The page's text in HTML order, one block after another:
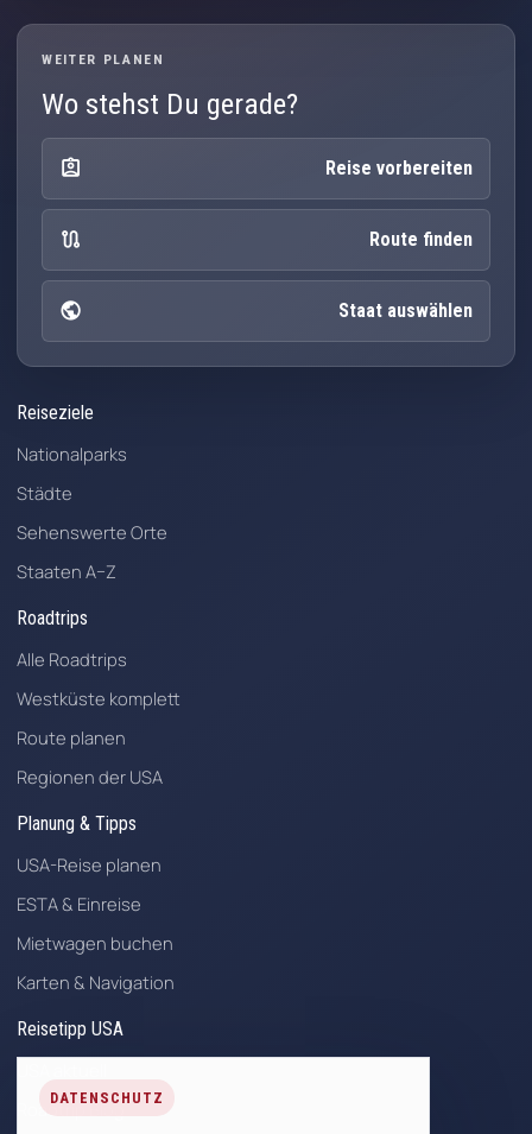
WEITER PLANEN
Wo stehst Du gerade?
assignment_ind Reise vorbereiten
route Route finden
public Staat auswählen
Reiseziele
Nationalparks
Städte
Sehenswerte Orte
Staaten A–Z
Roadtrips
Alle Roadtrips
Westküste komplett
Route planen
Regionen der USA
Planung & Tipps
USA-Reise planen
ESTA & Einreise
Mietwagen buchen
Karten & Navigation
Reisetipp USA
Roadtrip Blog
DATENSCHUTZ